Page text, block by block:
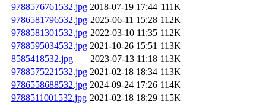
9788576761532.jpg 2018-07-19 17:44 111K
9786581796532.jpg 2025-06-11 15:28 112K
9788581301532.jpg 2022-03-10 11:35 112K
9788595034532.jpg 2021-10-26 15:51 113K
8585418532.jpg
2023-07-13 11:18 113K
9788575221532.jpg 2021-02-18 18:34 113K
9786558688532.jpg 2024-09-24 17:26 114K
9788511001532.jpg 2021-02-18 18:29 115K